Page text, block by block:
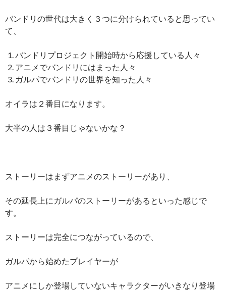
バンドリの世代は大きく３つに分けられていると思ってい
て、
バンドリプロジェクト開始時から応援している人々
アニメでバンドリにはまった人々
ガルパでバンドリの世界を知った人々
オイラは２番目になります。
大半の人は３番目じゃないかな？
ストーリーはまずアニメのストーリーがあり、
その延長上にガルパのストーリーがあるといった感じで
す。
ストーリーは完全につながっているので、
ガルパから始めたプレイヤーが
アニメにしか登場していないキャラクターがいきなり登場